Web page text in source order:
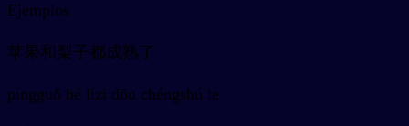
Ejemplos
苹果和梨子都成熟了
píngguǒ hé lízi dōu chéngshú le